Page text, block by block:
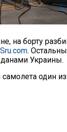
на борту
.
Украины.
один